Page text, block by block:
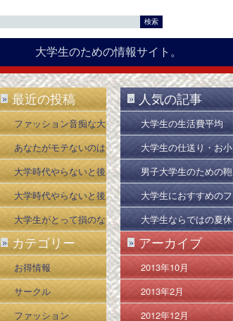
大学生のための情報サイト。
» 最近の投稿
ファッション音痴な大
学生へのアドバイス５
つ
あなたがモテないのは
○○○がないから
大学時代やらないと後
悔すること：時間編
大学時代やらないと後
悔すること：友達編
大学生がとって損のな
い資格４選
» カテゴリー
お得情報
サークル
ファッション
» 人気の記事
大学生の生活費平均
は？
大学生の仕送り・お小
遣いの平均は？
男子大学生のための鞄
（かばん）・バッグ選
び
大学生におすすめのフ
リーソフト１０選
大学生ならではの夏休
み、春休みの過ごし方
» アーカイブ
2013年10月
2013年2月
2012年12月